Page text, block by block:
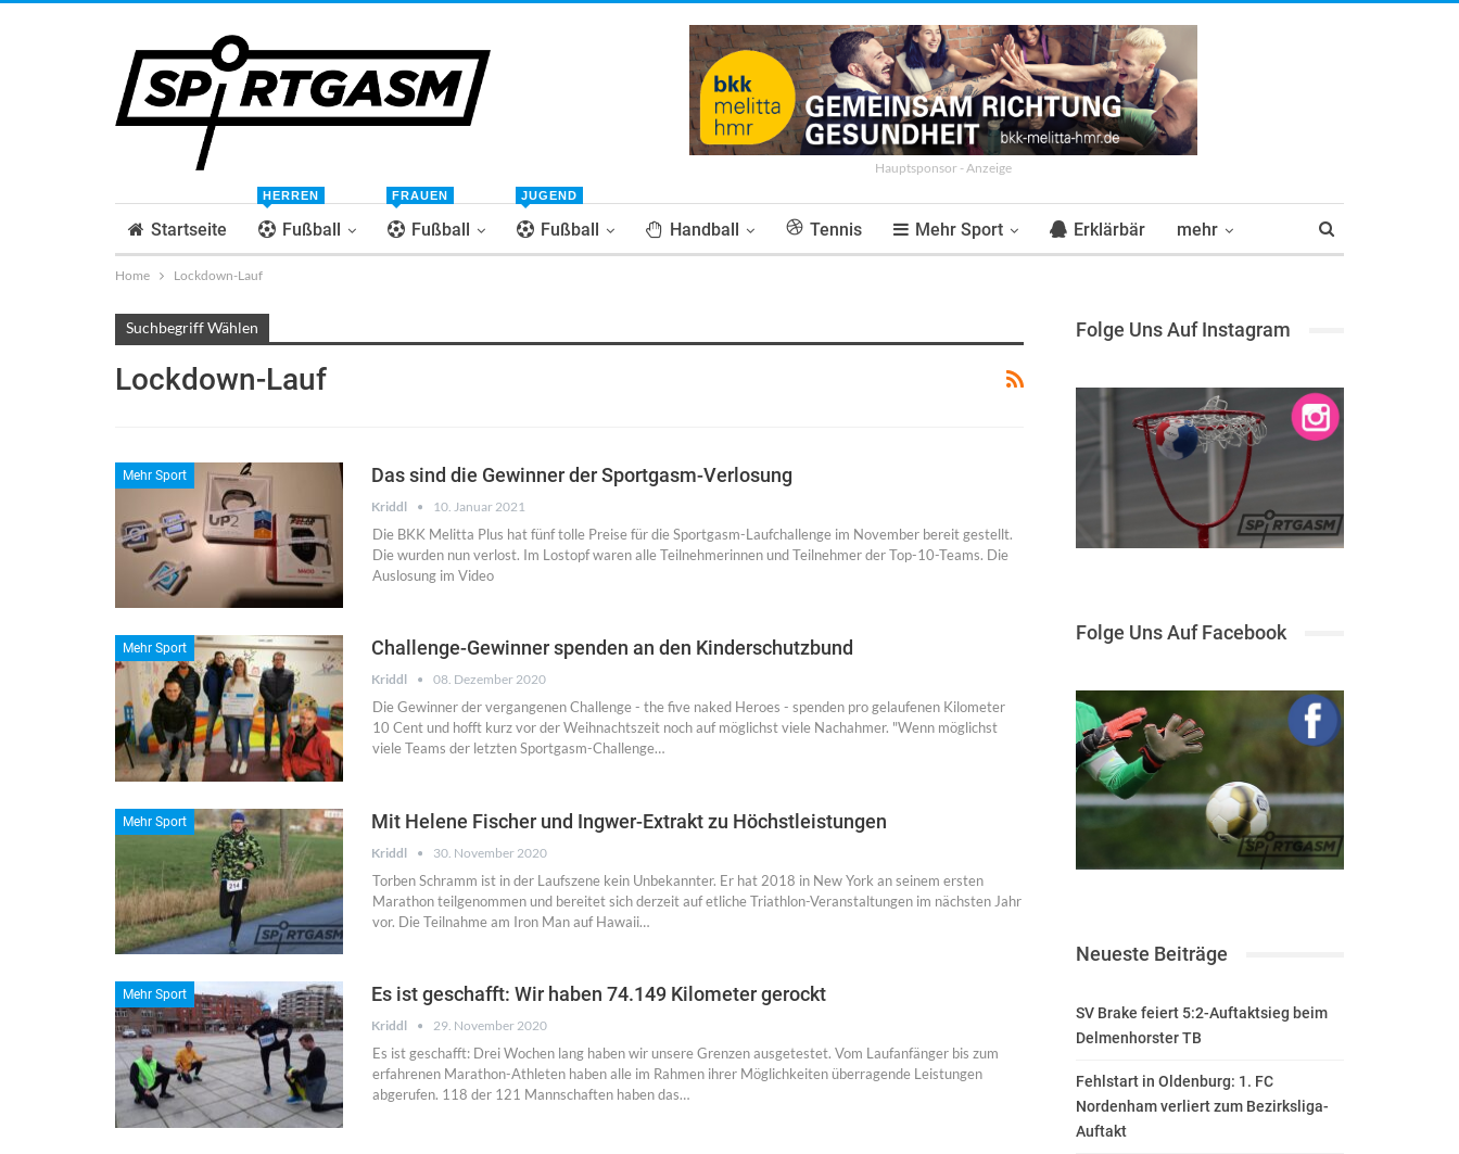
Hauptsponsor - Anzeige
Startseite Fußball
HERREN
Fußball
FRAUEN
Fußball
JUGEND
Handball Tennis Mehr Sport Erklärbär mehr
Home Lockdown-Lauf
Suchbegriff Wählen
Lockdown-Lauf
Mehr Sport Das sind die Gewinner der Sportgasm-Verlosung
Kriddl 10. Januar 2021
Die BKK Melitta Plus hat fünf tolle Preise für die Sportgasm-Laufchallenge im November bereit gestellt.
Die wurden nun verlost. Im Lostopf waren alle Teilnehmerinnen und Teilnehmer der Top-10-Teams. Die
Auslosung im Video
Mehr Sport Challenge-Gewinner spenden an den Kinderschutzbund
Kriddl 08. Dezember 2020
Die Gewinner der vergangenen Challenge - the five naked Heroes - spenden pro gelaufenen Kilometer
10 Cent und hofft kurz vor der Weihnachtszeit noch auf möglichst viele Nachahmer. "Wenn möglichst
viele Teams der letzten Sportgasm-Challenge…
Mehr Sport Mit Helene Fischer und Ingwer-Extrakt zu Höchstleistungen
Kriddl 30. November 2020
Torben Schramm ist in der Laufszene kein Unbekannter. Er hat 2018 in New York an seinem ersten
Marathon teilgenommen und bereitet sich derzeit auf etliche Triathlon-Veranstaltungen im nächsten Jahr
vor. Die Teilnahme am Iron Man auf Hawaii…
Mehr Sport Es ist geschafft: Wir haben 74.149 Kilometer gerockt
Kriddl 29. November 2020
Es ist geschafft: Drei Wochen lang haben wir unsere Grenzen ausgetestet. Vom Laufanfänger bis zum
erfahrenen Marathon-Athleten haben alle im Rahmen ihrer Möglichkeiten überragende Leistungen
abgerufen. 118 der 121 Mannschaften haben das…
Folge Uns Auf Instagram
Folge Uns Auf Facebook
Neueste Beiträge
SV Brake feiert 5:2-Auftaktsieg beim
Delmenhorster TB
Fehlstart in Oldenburg: 1. FC
Nordenham verliert zum Bezirksliga-
Auftakt